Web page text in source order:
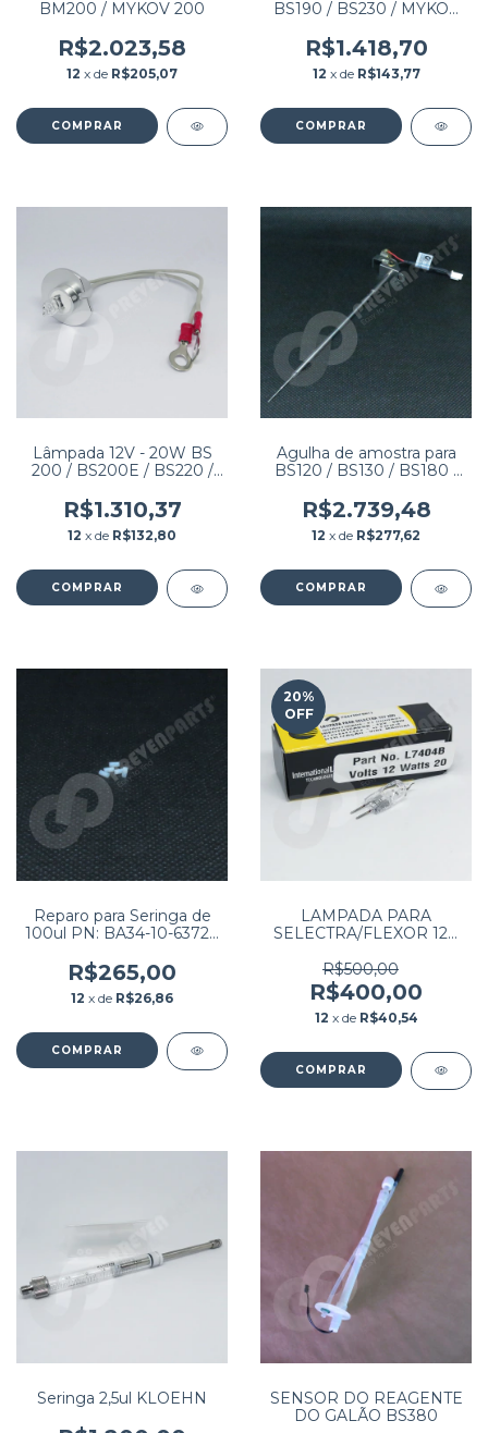
BM200 / MYKOV 200
R$2.023,58
12 x de R$205,07
BS190 / BS230 / MYKOV
R$1.418,70
12 x de R$143,77
Lâmpada 12V - 20W BS
200 / BS200E / BS220 /
BS420 / Audmax 240 /
Audmax 360 / BIOCLIN
2000 PREMIUM / MYKOV
R$1.310,37
12 x de R$132,80
Agulha de amostra para
BS120 / BS130 / BS180 /
BS220 / BS220E / BS230 /
BS330 / BS330E PN:
BA40-30-61525
R$2.739,48
12 x de R$277,62
Reparo para Seringa de
100ul PN: BA34-10-63720
UNIDADES)
R$265,00
12 x de R$26,86
20%
OFF
LAMPADA PARA
SELECTRA/FLEXOR 12V
R$500,00
R$400,00
12 x de R$40,54
Seringa 2,5ul KLOEHN
SENSOR DO REAGENTE
DO GALÃO BS380